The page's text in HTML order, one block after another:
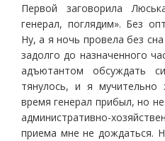
Первой заговорила
генерал, поглядим». Без
Ну, а я ночь провела без
задолго до назначенного
адъютантом обсуждать
тянулось, и я
время генерал прибыл, но
административно-
приема мне не дождаться.